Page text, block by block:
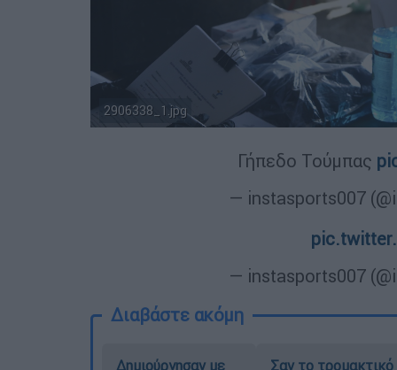
2906338_1.jpg
Γήπεδο Τούμπας
— instasports007
— instasports007
Διαβάστε ακόμη
Δημιούργησαν με Σαν το τρομακτικό